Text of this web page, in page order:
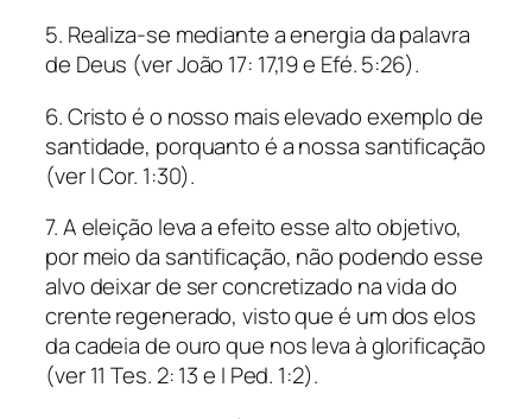
5. Realiza-se mediante a energia da palavra
de Deus (ver João 17: 17,19 e Efé. 5:26).
6. Cristo é o nosso mais elevado exemplo de
santidade, porquanto é a nossa santificação
(ver I Cor. 1:30).
7. A eleição leva a efeito esse alto objetivo,
por meio da santificação, não podendo esse
alvo deixar de ser concretizado na vida do
crente regenerado, visto que é um dos elos
da cadeia de ouro que nos leva à glorificação
(ver 11 Tes. 2: 13 e I Ped. 1:2).